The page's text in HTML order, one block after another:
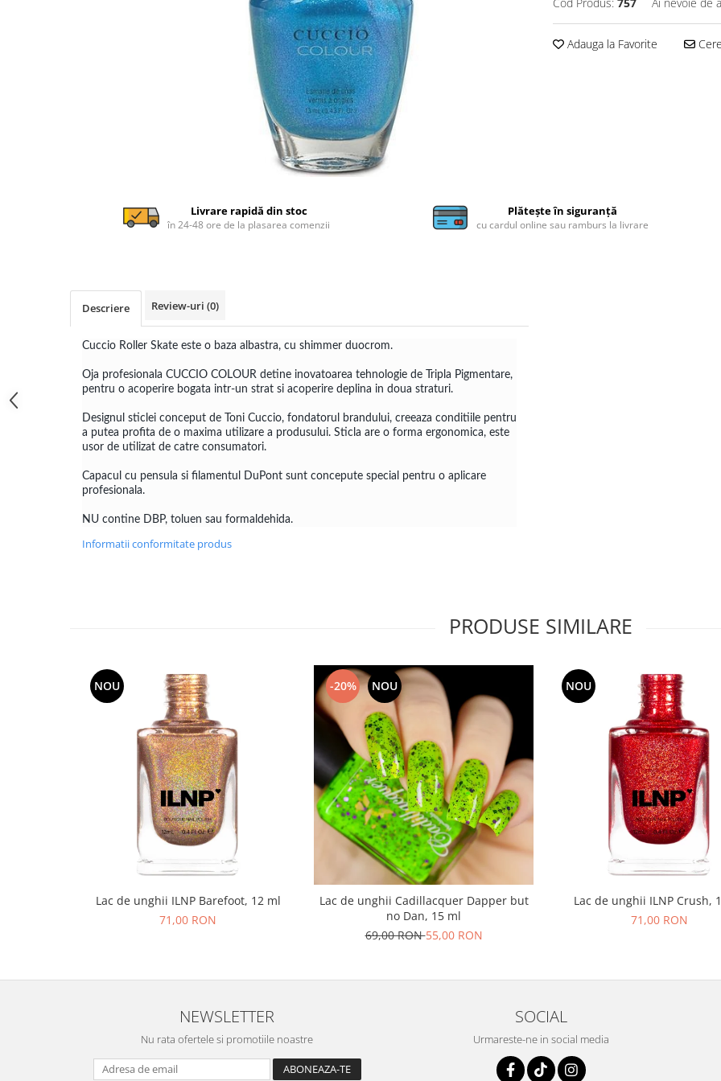
Adauga la Favorite
Livrare rapidă din stoc
în 24-48 ore de la plasarea comenzii
Plătește în siguranță
cu cardul online sau ramburs la livrare
Descriere Review-uri (0)
Cuccio Roller Skate este o baza albastra, cu shimmer duocrom.
Oja profesionala CUCCIO COLOUR detine inovatoarea tehnologie de Tripla Pigmentare,
pentru o acoperire bogata intr-un strat si acoperire deplina in doua straturi.
Designul sticlei conceput de Toni Cuccio, fondatorul brandului, creeaza conditiile pentru
a putea profita de o maxima utilizare a produsului. Sticla are o forma ergonomica, este
usor de utilizat de catre consumatori.
Capacul cu pensula si filamentul DuPont sunt concepute special pentru o aplicare
profesionala.
NU contine DBP, toluen sau formaldehida.
Informatii conformitate produs
PRODUSE SIMILARE
NOU
Lac de unghii ILNP Barefoot, 12 ml
71,00 RON
-20% NOU
Lac de unghii Cadillacquer Dapper but
no Dan, 15 ml
69,00 RON55,00 RON
NOU
Lac de unghii ILNP Crush,
71,00 RON
NEWSLETTER
Nu rata ofertele si promotiile noastre
SOCIAL
Urmareste-ne in social media